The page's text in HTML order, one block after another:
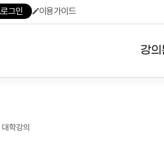
로그인 이용가이드
강
대학강의